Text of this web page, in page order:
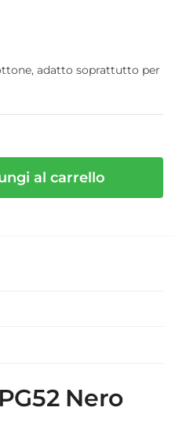
adatto soprattutto per
al carrello
Nero